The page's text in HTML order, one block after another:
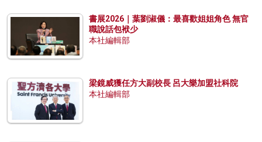
書展2026｜葉劉淑儀：最喜歡姐姐角色 無官
職說話包袱少
本社編輯部
梁鏡威獲任方大副校長 呂大樂加盟社科院
本社編輯部